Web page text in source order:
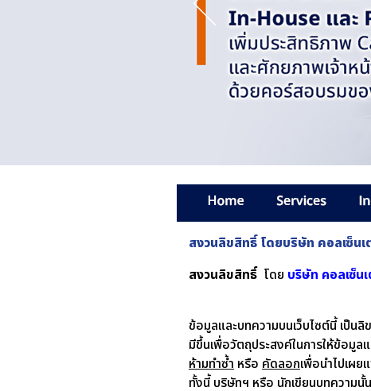
สงวนลิขสิทธิ์ โดยบริษัท คอลเซ็น
สงวนลิขสิทธิ์ โดย บริษัท คอลเซ็น
ข้อมูลและบทความบนเว็บไซต์นี้ เป็น
มีขึ้นเพื่อวัตถุประสงค์ในการให้ข้อมูล
ห้ามทำซ้ำ หรือ คัดลอกเพื่อนำไปเผ
ทั้งนี้ บริษัทฯ หรือ นักเขียนบทความ